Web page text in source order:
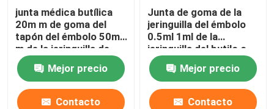
junta médica butílica
20m m de goma del
tapón del émbolo 50m
m de la jeringuilla de
2.5m m 10m m
Mejor precio
Contacto
Junta de goma de la
jeringuilla del émbolo
0.5ml 1ml de la
jeringuilla del butilo o
del isopreno
Mejor precio
Contacto